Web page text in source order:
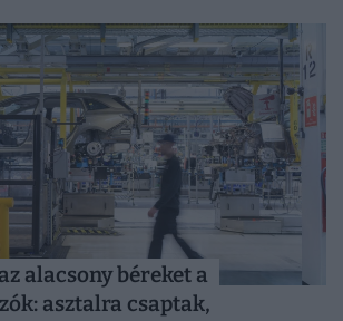
alacsony béreket a
asztalra csaptak,